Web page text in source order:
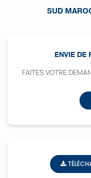
SUD
ENVIE DE
FAITES VOTRE